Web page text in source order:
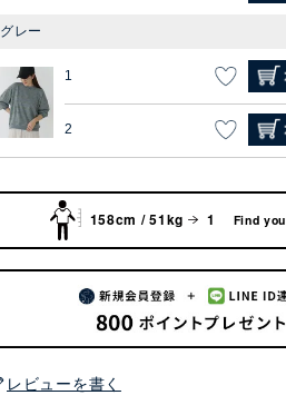
グレー
1
2
158cm / 51kg 1 Find
レビューを書く